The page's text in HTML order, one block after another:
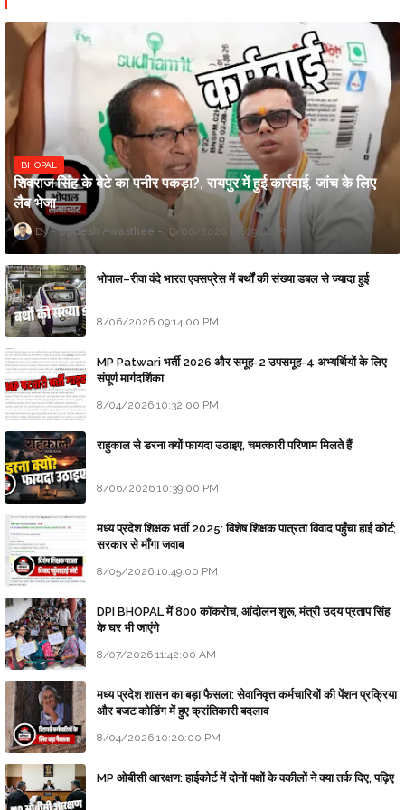
BHOPAL
शिवराज सिंह के बेटे का पनीर पकड़ा?, रायपुर में हुई कार्रवाई, जांच के लिए
लैब भेजा
Updesh Awasthee 8/06/2026 10:09:00 PM
भोपाल–रीवा वंदे भारत एक्सप्रेस में बर्थों की संख्या डबल से ज्यादा हुई
8/06/2026 09:14:00 PM
MP Patwari भर्ती 2026 और समूह-2 उपसमूह-4 अभ्यर्थियों के लिए
संपूर्ण मार्गदर्शिका
8/04/2026 10:32:00 PM
राहुकाल से डरना क्यों फायदा उठाइए, चमत्कारी परिणाम मिलते हैं
8/06/2026 10:39:00 PM
मध्य प्रदेश शिक्षक भर्ती 2025: विशेष शिक्षक पात्रता विवाद पहुँचा हाई कोर्ट;
सरकार से माँगा जवाब
8/05/2026 10:49:00 PM
DPI BHOPAL में 800 कॉकरोच, आंदोलन शुरू, मंत्री उदय प्रताप सिंह
के घर भी जाएंगे
8/07/2026 11:42:00 AM
मध्य प्रदेश शासन का बड़ा फैसला: सेवानिवृत्त कर्मचारियों की पेंशन प्रक्रिया
और बजट कोडिंग में हुए क्रांतिकारी बदलाव
8/04/2026 10:20:00 PM
MP ओबीसी आरक्षण: हाईकोर्ट में दोनों पक्षों के वकीलों ने क्या तर्क दिए, पढ़िए